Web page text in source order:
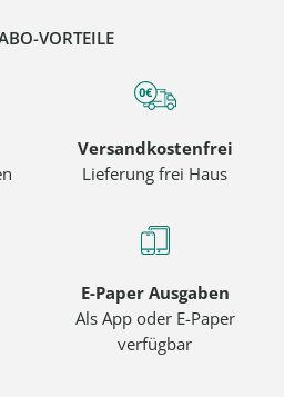
VORTEILE
Versandkostenfrei
Lieferung frei Haus
E-Paper Ausgaben
Als App oder E-Paper
verfügbar